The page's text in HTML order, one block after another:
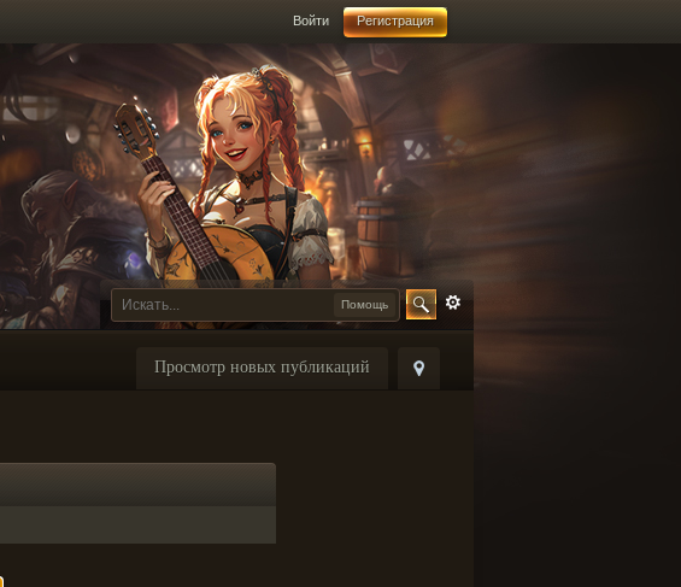
Войти Регистрация
Помощь
Просмотр новых публикаций